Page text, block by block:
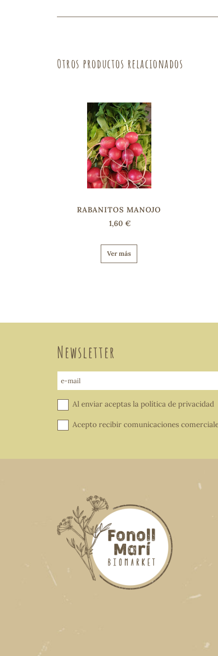
Otros productos relacionados
RABANITOS MANOJO
1,60 €
Ver más
Newsletter
e-mail
Al enviar aceptas la política de privacidad
Acepto recibir comunicaciones